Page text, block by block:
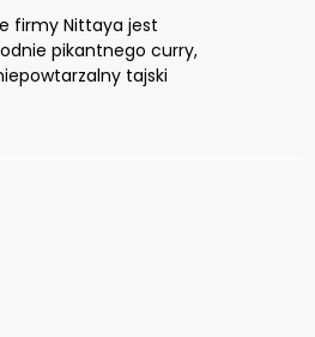
firmy Nittaya jest
pikantnego curry,
tajski